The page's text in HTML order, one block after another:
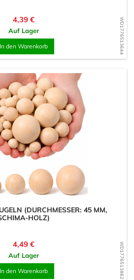
WD1776513644
Preis
4,39 €
Auf Lager
In den Warenkorb
WD1776513862
(DURCHMESSER: 45 MM,
HOLZ)
Preis
4,49 €
Auf Lager
In den Warenkorb